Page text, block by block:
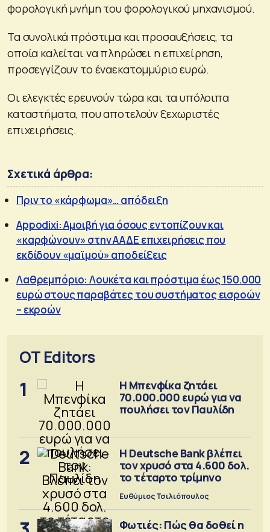
φορολογική μνήμη του φορολογικού μηχανισμού.
Τα συνολικά πρόστιμα και προσαυξήσεις, τα
οποία καλείται να πληρώσει η επιχείρηση,
προσεγγίζουν το έναεκατομμύριο ευρώ.
Οι ελεγκτές ερευνούν τώρα και τα υπόλοιπα
καταστήματα, που αποτελούν ξεχωριστές
επιχειρήσεις.
Σχετικά άρθρα:
Πριν το «κάρφωμα»… απόδειξη
Appodixi: Αμοιβή για όσους εντοπίζουν και
«καρφώνουν» στην ΑΑΔΕ επιχειρήσεις που
εκδίδουν «μαϊμού» αποδείξεις
Λαθρεμπόριο: Λουκέτα και πρόστιμα έως 150.000
ευρώ στους παραβάτες του συστήματος εισροών
– εκροών
OT Editors
1
Η Μπενφίκα ζητάει
70.000.000 ευρώ για να
πουλήσει τον Παυλίδη
2
Η Deutsche Bank βλέπει
τον χρυσό στα 4.600 δολ.
το τέταρτο τρίμηνο
Ευθύμιος Τσιλιόπουλος
Φωτιές: Πώς θα δοθεί η